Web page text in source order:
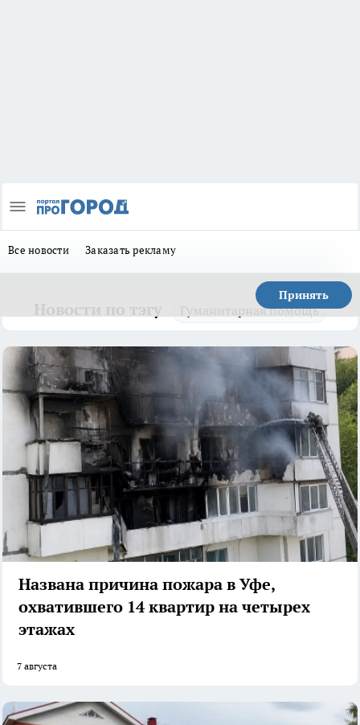
Все новости Заказать рекламу
Принять
Гуманитарная помощь
Названа причина пожара в Уфе,
охватившего 14 квартир на четырех
этажах
7 августа